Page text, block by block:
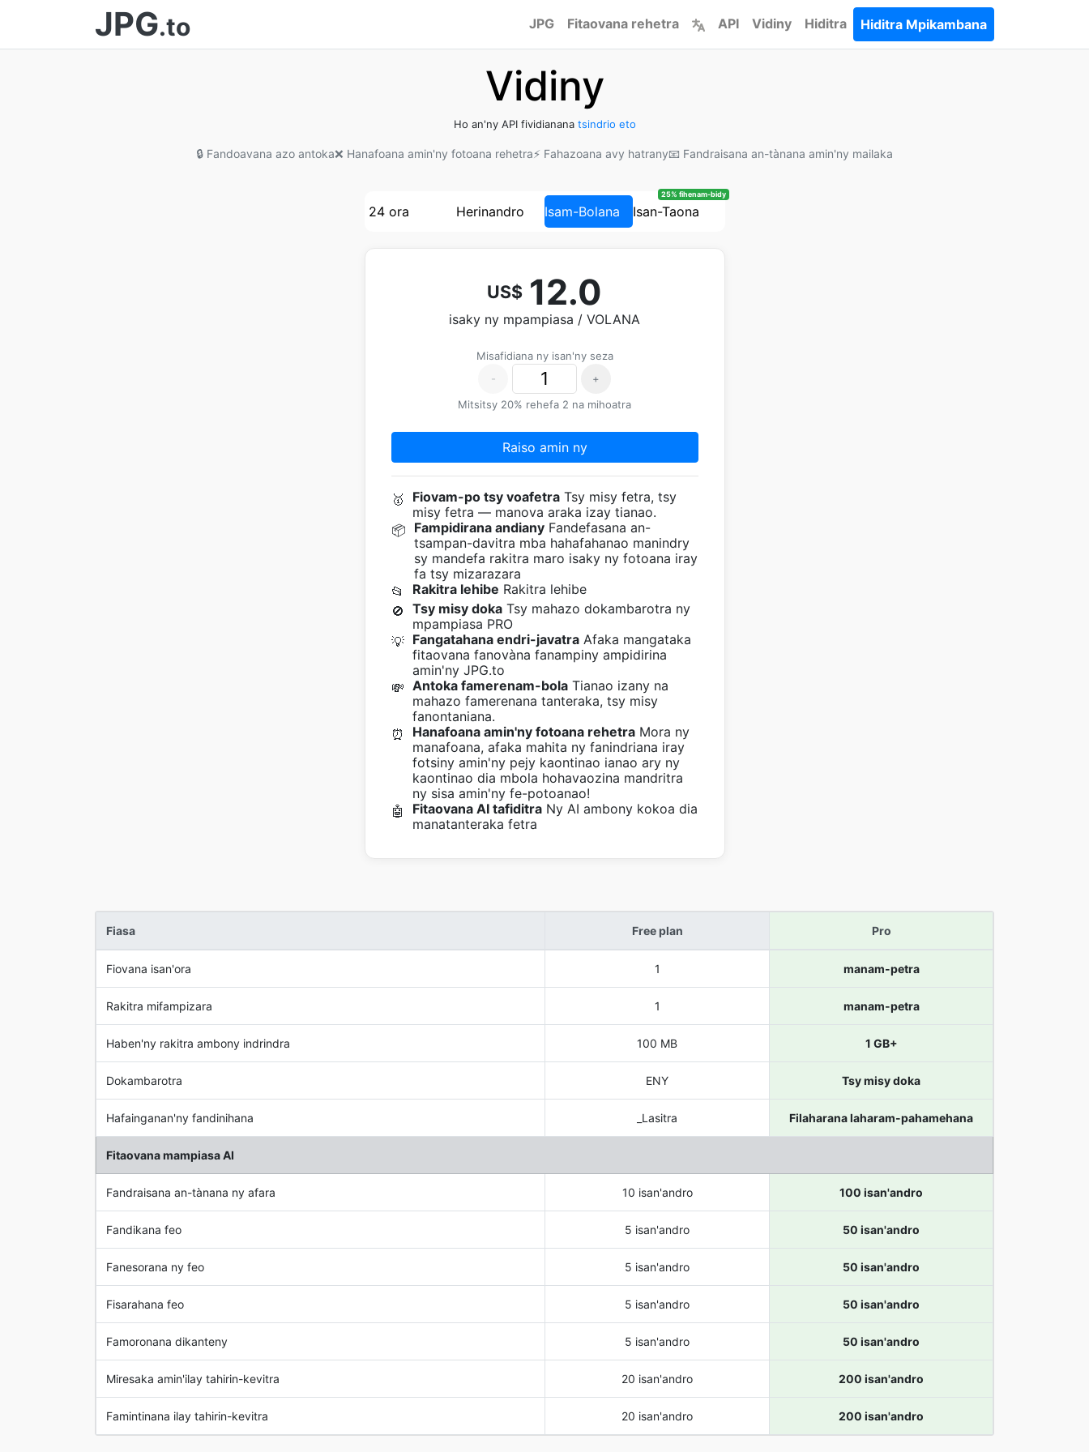
JPG.to JPG Fitaovana rehetra API Vidiny Hiditra Hiditra Mpikambana
Vidiny
Ho an'ny API fividianana tsindrio eto
🔒 Fandoavana azo antoka❌ Hanafoana amin'ny fotoana rehetra⚡ Fahazoana avy hatrany📧 Fandraisana an-tànana amin'ny mailaka
24 ora Herinandro Isam-Bolana Isan-Taona
25% fihenam-bidy
US$ 12.0
isaky ny mpampiasa / VOLANA
Misafidiana ny isan'ny seza
-
+
Mitsitsy 20% rehefa 2 na mihoatra
Raiso amin ny
🥇 Fiovam-po tsy voafetraTsy misy fetra, tsy
misy fetra — manova araka izay tianao.
📦 Fampidirana andianyFandefasana an-
tsampan-davitra mba hahafahanao manindry
sy mandefa rakitra maro isaky ny fotoana iray
fa tsy mizarazara
📂
Rakitra lehibe Rakitra lehibe
🚫 Tsy misy dokaTsy mahazo dokambarotra ny
mpampiasa PRO
💡 Fangatahana endri-javatraAfaka mangataka
fitaovana fanovàna fanampiny ampidirina
amin'ny JPG.to
💸 Antoka famerenam-bolaTianao izany na
mahazo famerenana tanteraka, tsy misy
fanontaniana.
⏰
Hanafoana amin'ny fotoana rehetraMora ny
manafoana, afaka mahita ny fanindriana iray
fotsiny amin'ny pejy kaontinao ianao ary ny
kaontinao dia mbola hohavaozina mandritra
ny sisa amin'ny fe-potoanao!
🤖
Fitaovana AI tafiditraNy AI ambony kokoa dia
manatanteraka fetra
Fiasa Free plan Pro
Fiovana isan'ora 1 manam-petra
Rakitra mifampizara 1 manam-petra
Haben'ny rakitra ambony indrindra 100 MB 1 GB+
Dokambarotra ENY Tsy misy doka
Hafainganan'ny fandinihana _Lasitra Filaharana laharam-pahamehana
Fitaovana mampiasa AI
Fandraisana an-tànana ny afara 10 isan'andro 100 isan'andro
Fandikana feo 5 isan'andro 50 isan'andro
Fanesorana ny feo 5 isan'andro 50 isan'andro
Fisarahana feo 5 isan'andro 50 isan'andro
Famoronana dikanteny 5 isan'andro 50 isan'andro
Miresaka amin'ilay tahirin-kevitra 20 isan'andro 200 isan'andro
Famintinana ilay tahirin-kevitra 20 isan'andro 200 isan'andro